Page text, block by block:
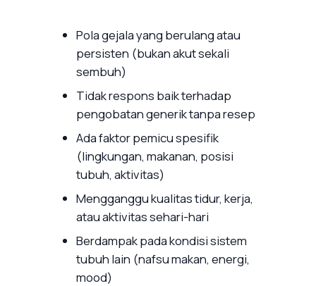
Pola gejala yang berulang atau
persisten (bukan akut sekali
sembuh)
Tidak respons baik terhadap
pengobatan generik tanpa resep
Ada faktor pemicu spesifik
(lingkungan, makanan, posisi
tubuh, aktivitas)
Mengganggu kualitas tidur, kerja,
atau aktivitas sehari-hari
Berdampak pada kondisi sistem
tubuh lain (nafsu makan, energi,
mood)